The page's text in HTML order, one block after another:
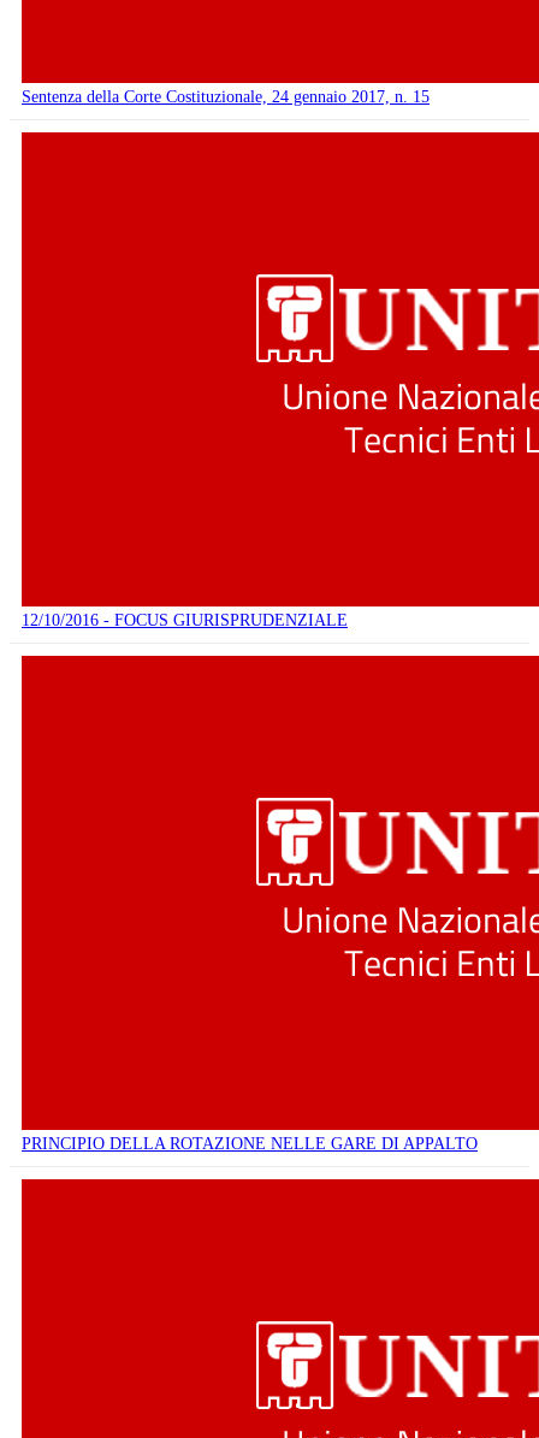
Sentenza della Corte Costituzionale, 24 gennaio 2017, n. 15
12/10/2016 - FOCUS GIURISPRUDENZIALE
PRINCIPIO DELLA ROTAZIONE NELLE GARE DI APPALTO